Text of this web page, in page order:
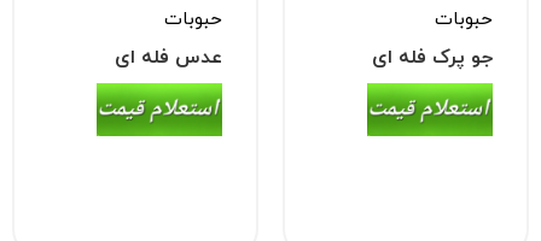
حبوبات
جو پرک فله ای
حبوبات
عدس فله ای